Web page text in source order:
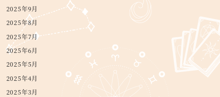
2025年9月
2025年8月
2025年7月
2025年6月
2025年5月
2025年4月
2025年3月